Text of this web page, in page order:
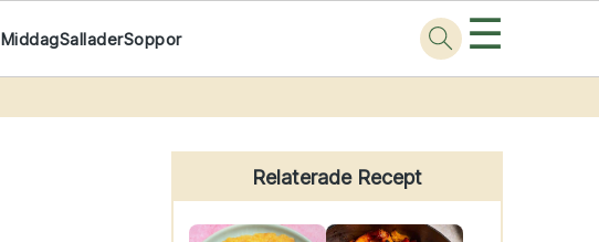
MiddagSalladerSoppor ☰
Primary
Sidebar
Relaterade Recept